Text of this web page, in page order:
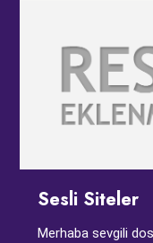
Sesli Siteler
Merhaba sevgili